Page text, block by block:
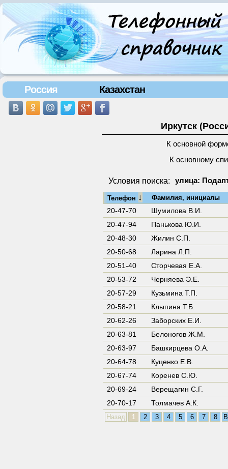
Россия Казахстан
Иркутск
К основной
К основному
Условия поиска: улица:
Телефон ↓ Фамилия, инициалы
20-47-70
Шумилова В.И.
20-47-94
Панькова Ю.И.
20-48-30
Жилин С.П.
20-50-68
Ларина Л.П.
20-51-40
Сторчевая Е.А.
20-53-72
Черняева Э.Е.
20-57-29
Кузьмина Т.П.
20-58-21
Клыпина Т.Б.
20-62-26
Заборских Е.И.
20-63-81
Белоногов Ж.М.
20-63-97
Башкирцева О.А.
20-64-78
Куценко Е.В.
20-67-74
Коренев С.Ю.
20-69-24
Верещагин С.Г.
20-70-17
Толмачев А.К.
Назад 1 2 3 4 5 6 7 8